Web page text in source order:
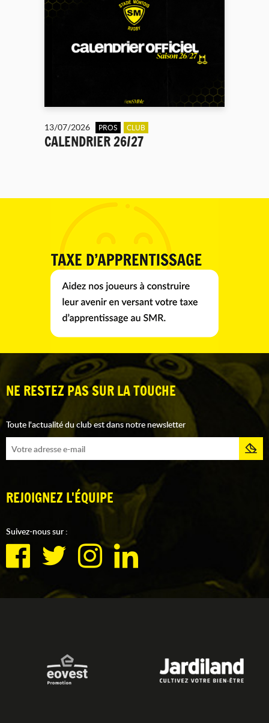
13/07/2026 PROS CLUB
CALENDRIER 26/27
NE RESTEZ PAS SUR LA TOUCHE
Toute l'actualité du club est dans notre newsletter
REJOIGNEZ L'ÉQUIPE
Suivez-nous sur :